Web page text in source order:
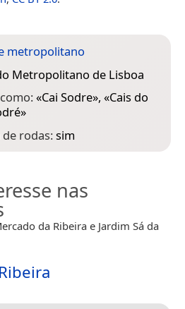
metropolitano
Metropolitano de Lisboa
«Cai Sodre», «Cais do
»
rodas:sim
nas
da Ribeira e Jardim Sá da